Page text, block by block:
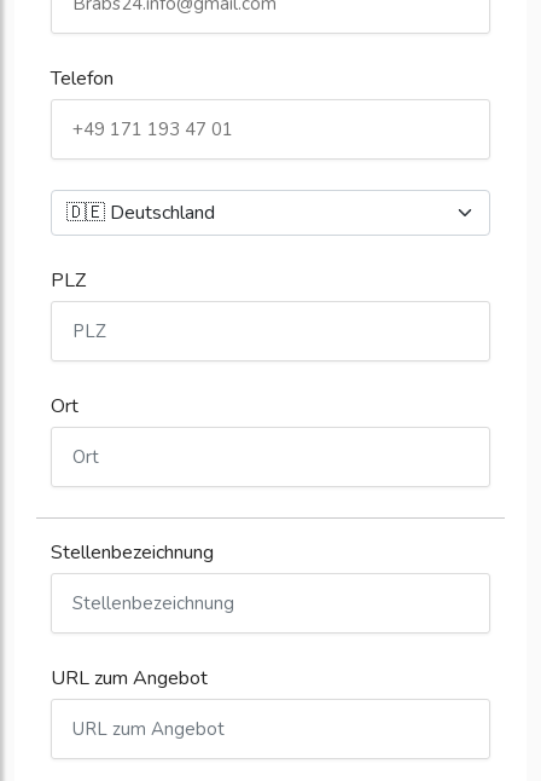
Telefon
PLZ
Ort
Stellenbezeichnung
URL zum Angebot